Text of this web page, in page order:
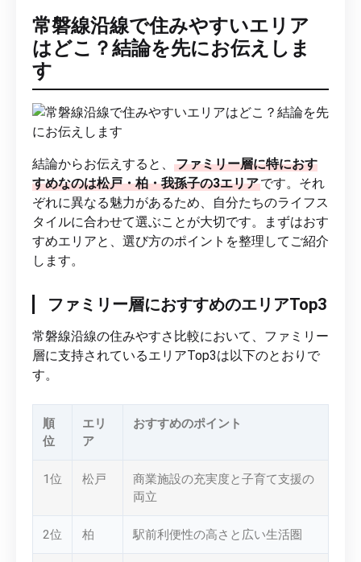
常磐線沿線で住みやすいエリア
はどこ？結論を先にお伝えしま
す
結論からお伝えすると、
ファミリー層に特におす
すめなのは松戸・柏・我孫子の3エリアです。それ
ぞれに異なる魅力があるため、自分たちのライフス
タイルに合わせて選ぶことが大切です。まずはおす
すめエリアと、選び方のポイントを整理してご紹介
します。
ファミリー層におすすめのエリアTop3
常磐線沿線の住みやすさ比較において、ファミリー
層に支持されているエリアTop3は以下のとおりで
す。
順
位
エリ
ア
おすすめのポイント
1位 松戸
商業施設の充実度と子育て支援の
両立
2位 柏 駅前利便性の高さと広い生活圏